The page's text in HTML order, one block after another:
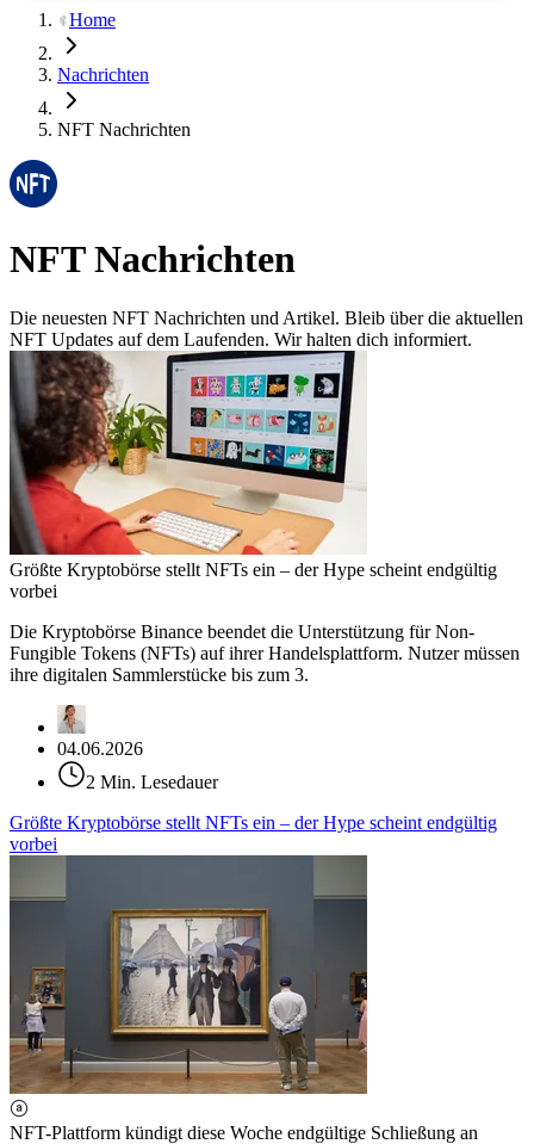
Home
Nachrichten
NFT Nachrichten
NFT Nachrichten
Die neuesten NFT Nachrichten und Artikel. Bleib über die aktuellen
NFT Updates auf dem Laufenden. Wir halten dich informiert.
Größte Kryptobörse stellt NFTs ein – der Hype scheint endgültig
vorbei
Die Kryptobörse Binance beendet die Unterstützung für Non-
Fungible Tokens (NFTs) auf ihrer Handelsplattform. Nutzer müssen
ihre digitalen Sammlerstücke bis zum 3.
04.06.2026
2 Min. Lesedauer
Größte Kryptobörse stellt NFTs ein – der Hype scheint endgültig
vorbei
NFT-Plattform kündigt diese Woche endgültige Schließung an